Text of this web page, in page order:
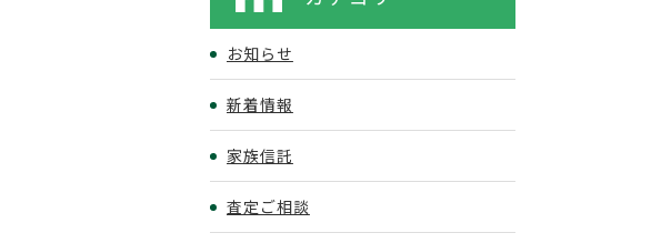
お知らせ
新着情報
家族信託
査定ご相談